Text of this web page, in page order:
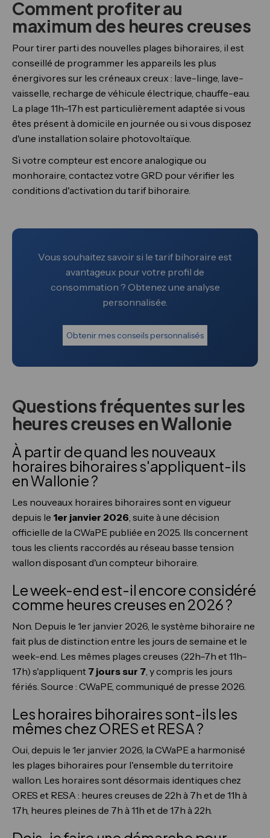
Comment profiter au
maximum des heures creuses
Pour tirer parti des nouvelles plages bihoraires, il est
conseillé de programmer les appareils les plus
énergivores sur les créneaux creux : lave-linge, lave-
vaisselle, recharge de véhicule électrique, chauffe-eau.
La plage 11h–17h est particulièrement adaptée si vous
êtes présent à domicile en journée ou si vous disposez
d'une installation solaire photovoltaïque.
Si votre compteur est encore analogique ou
monhoraire, contactez votre GRD pour vérifier les
conditions d'activation du tarif bihoraire.
Vous souhaitez savoir si le tarif bihoraire est
avantageux pour votre profil de
consommation ? Obtenez une analyse
personnalisée.
Obtenir mes conseils personnalisés
Questions fréquentes sur les
heures creuses en Wallonie
À partir de quand les nouveaux
horaires bihoraires s'appliquent-ils
en Wallonie ?
Les nouveaux horaires bihoraires sont en vigueur
depuis le 1er janvier 2026, suite à une décision
officielle de la CWaPE publiée en 2025. Ils concernent
tous les clients raccordés au réseau basse tension
wallon disposant d'un compteur bihoraire.
Le week-end est-il encore considéré
comme heures creuses en 2026 ?
Non. Depuis le 1er janvier 2026, le système bihoraire ne
fait plus de distinction entre les jours de semaine et le
week-end. Les mêmes plages creuses (22h–7h et 11h–
17h) s'appliquent 7 jours sur 7, y compris les jours
fériés. Source : CWaPE, communiqué de presse 2026.
Les horaires bihoraires sont-ils les
mêmes chez ORES et RESA ?
Oui, depuis le 1er janvier 2026, la CWaPE a harmonisé
les plages bihoraires pour l'ensemble du territoire
wallon. Les horaires sont désormais identiques chez
ORES et RESA : heures creuses de 22h à 7h et de 11h à
17h, heures pleines de 7h à 11h et de 17h à 22h.